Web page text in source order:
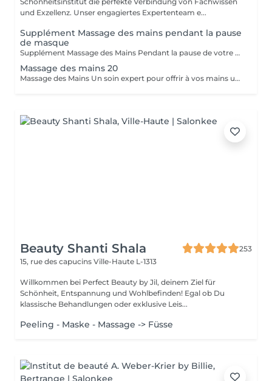
und Exzellenz. Unser engagiertes Expertenteam e...
Supplément Massage des mains pendant la pause
de masque
Supplément Massage des Mains Pendant la pause de votre masque, offrez-vous un massage des mains de 15 minutes. Un moment de pure détente qui libère les tensions, nourrit la peau et prolonge le bien-être. Un geste apprécié de nos clientes pour sublimer leur soin visage.
Massage des mains 20
Massage des Mains Un soin expert pour offrir à vos mains une véritable parenthèse de bien-être. Ce massage complet de 30 minutes dénoue les tensions, stimule la circulation et nourrit la peau en profondeur. Grâce à des manuvres enveloppantes et précises, il procure une sensation immédiate de légèreté et de relaxation. Idéal pour soulager les mains sollicitées au quotidien, améliorer la souplesse articulaire et apaiser l'esprit. Un moment de soin et d'attention, réalisé avec expertise, pour des mains douces, détendues et parfaitement ressourcées.
Beauty Shanti Shala
253
15, rue des capucins Ville-Haute L-1313
Willkommen bei Perfect Beauty by Jil, deinem Ziel für
Schönheit, Entspannung und Wohlbefinden! Egal ob Du
klassische Behandlungen oder exklusive Leis...
Peeling - Maske - Massage -> Füsse